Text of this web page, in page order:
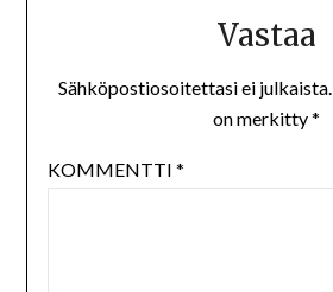
Vastaa
Sähköpostiosoitettasi ei julkaista.
on merkitty*
KOMMENTTI *